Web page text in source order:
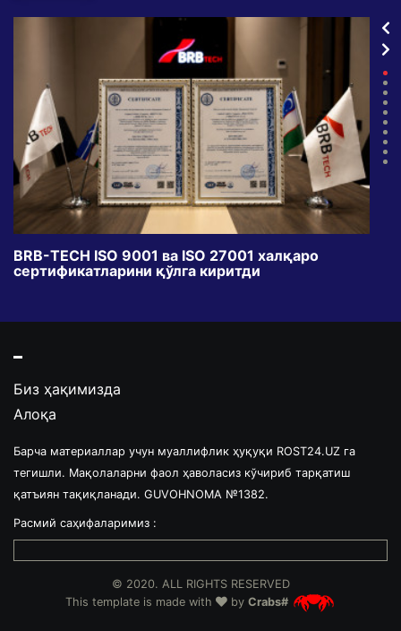
BRB-TECH ISO 9001 ва ISO 27001 халқаро
сертификатларини қўлга киритди
Биз ҳақимизда
Алоқа
Барча материаллар учун муаллифлик ҳуқуқи ROST24.UZ га
тегишли. Мақолаларни фаол ҳаволасиз кўчириб тарқатиш
қатъиян тақиқланади. GUVOHNOMA №1382.
Расмий саҳифаларимиз :
© 2020. ALL RIGHTS RESERVED
This template is made with
by Crabs#